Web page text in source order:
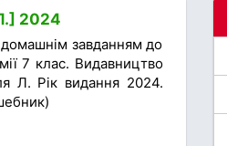
2024
завданням до
7 клас. Видавництво
Л. Рік видання 2024.